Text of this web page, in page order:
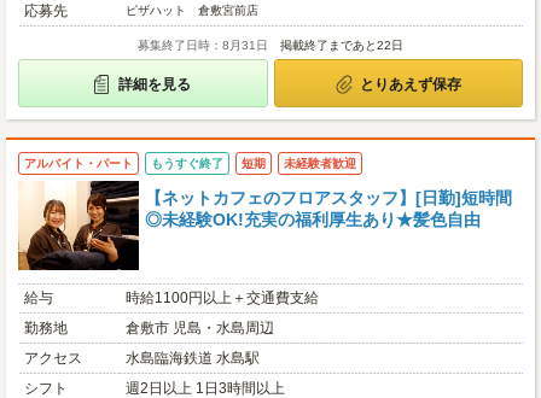
応募先
ピザハット 倉敷宮前店
募集終了日時：8月31日 掲載終了まであと22日
詳細を見る とりあえず保存
アルバイト・パート もうすぐ終了 短期 未経験者歓迎
【ネットカフェのフロアスタッフ】[日勤]短時間
◎未経験OK!充実の福利厚生あり★髪色自由
給与
時給1100円以上＋交通費支給
勤務地
倉敷市 児島・水島周辺
アクセス
水島臨海鉄道 水島駅
シフト
週2日以上 1日3時間以上